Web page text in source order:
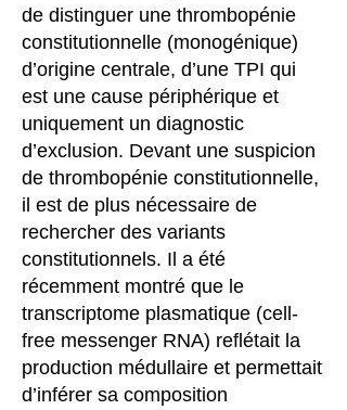
de distinguer une thrombopénie
constitutionnelle (monogénique)
d’origine centrale, d’une TPI qui
est une cause périphérique et
uniquement un diagnostic
d’exclusion. Devant une suspicion
de thrombopénie constitutionnelle,
il est de plus nécessaire de
rechercher des variants
constitutionnels. Il a été
récemment montré que le
transcriptome plasmatique (cell-
free messenger RNA) reflétait la
production médullaire et permettait
d’inférer sa composition